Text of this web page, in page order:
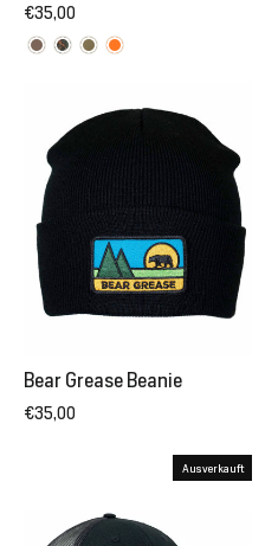
€35,00
Bear Grease Beanie
€35,00
Ausverkauft